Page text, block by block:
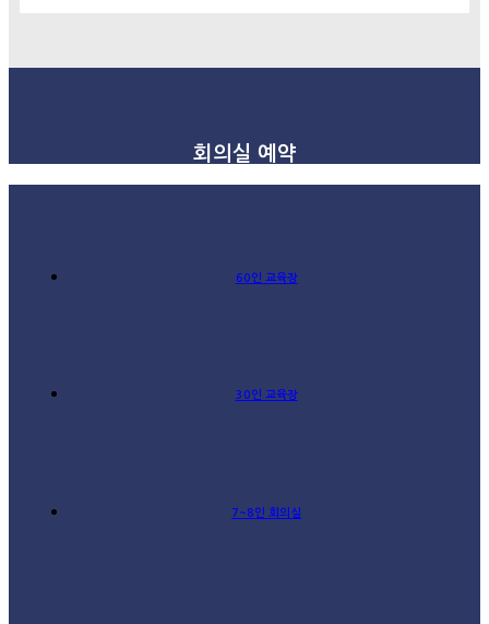
회의실 예약
60인 교육장
30인 교육장
7~8인 회의실